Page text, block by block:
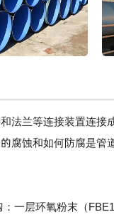
法兰等连接装置连
腐蚀和如何防腐是
一层环氧粉末（